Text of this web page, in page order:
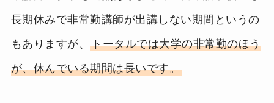
長期休みで非常勤講師が出講しない期間というの
もありますが、トータルでは大学の非常勤のほう
が、休んでいる期間は長いです。